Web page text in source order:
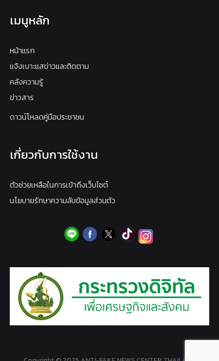
เมนูหลัก
หน้าแรก
แจ้งเบาะแสข่าวและติดตาม
คลังความรู้
ข่าวสาร
ดาวน์โหลดคู่มือประชาชน
เกี่ยวกับการใช้งาน
ตัวช่วยเหลือในการเข้าถึงเว็บไซต์
นโยบายรักษาความลับข้อมูลส่วนตัว